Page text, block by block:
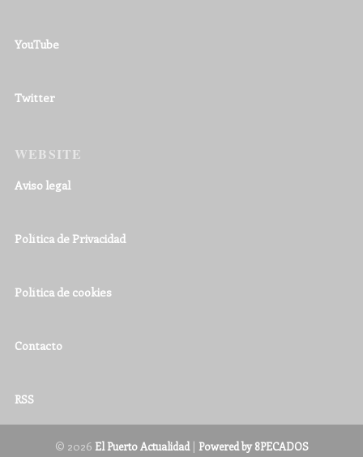
YouTube
Twitter
WEBSITE
Aviso legal
Política de Privacidad
Política de cookies
Contacto
RSS
© 2026 El Puerto Actualidad| Powered by 8PECADOS